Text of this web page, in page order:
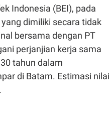
Indonesia (BEI), pada
dimiliki secara tidak
bersama dengan PT
perjanjian kerja sama
tahun dalam
di Batam. Estimasi nilai